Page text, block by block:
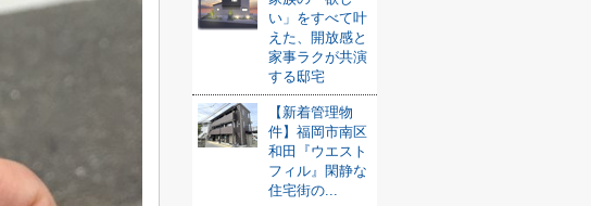
い」をすべて叶
えた、開放感と
家事ラクが共演
する邸宅
【新着管理物
件】福岡市南区
和田『ウエスト
フィル』閑静な
住宅街の...